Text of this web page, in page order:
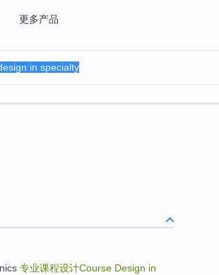
更多产品
专业课程设计Course Design in